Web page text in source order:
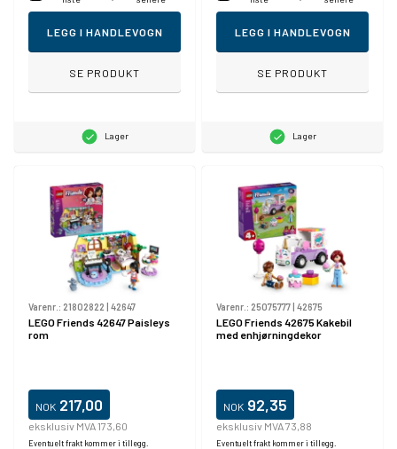
LEGG I HANDLEVOGN
SE PRODUKT
Lager
LEGG I HANDLEVOGN
SE PRODUKT
Lager
Varenr.: 21802822 | 42647
LEGO Friends 42647 Paisleys
rom
NOK 217,00
eksklusiv MVA 173,60
Eventuelt frakt kommer i tillegg.
Varenr.: 25075777| 42675
LEGO Friends 42675 Kakebil
med enhjørningdekor
NOK 92,35
eksklusiv MVA 73,88
Eventuelt frakt kommer i tillegg.